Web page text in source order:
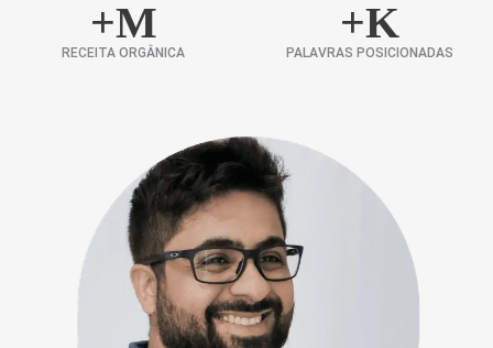
+M
RECEITA ORGÂNICA
+K
PALAVRAS POSICIONADAS